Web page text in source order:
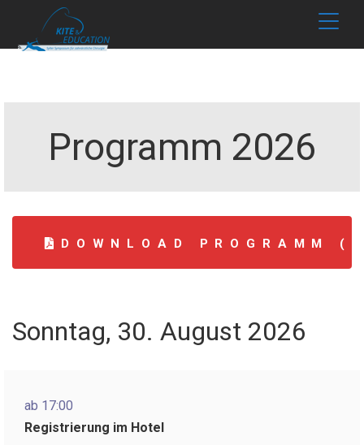
Programm 2026
DOWNLOAD PROGRAMM
Sonntag, 30. August 2026
ab 17:00
Registrierung im Hotel